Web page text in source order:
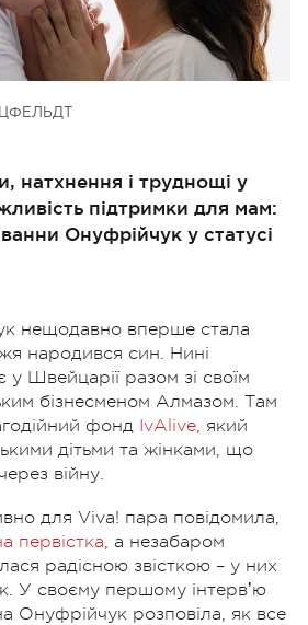
натхнення і труднощі у
підтримки для мам:
Онуфрійчук у статусі
нещодавно вперше стала
народився син. Нині
Швейцарії разом зі своїм
бізнесменом Алмазом. Там
фонд IvAlive, який
дітьми та жінками, що
війну.
для Viva! пара повідомила,
первістка, а незабаром
радісною звісткою – у них
У своєму першому інтервʼю
Онуфрійчук розповіла, як все